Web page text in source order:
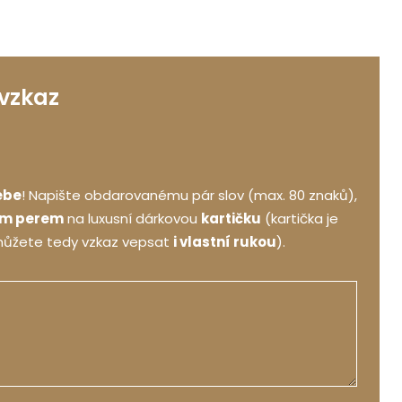
! Napište obdarovanému pár slov (max. 80 znaků),
peremna luxusní dárkovou kartičku (kartička je
tedy vzkaz vepsat i vlastní rukou).